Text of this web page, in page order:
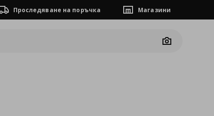
Проследяване на поръчка Магазини
Camera